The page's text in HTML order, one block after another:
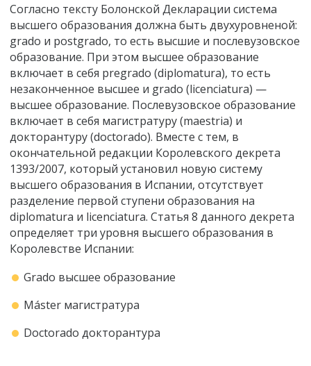
Согласно тексту Болонской Декларации система
высшего образования должна быть двухуровненой:
grado и postgrado, то есть высшие и послевузовское
образование. При этом высшее образование
включает в себя pregrado (diplomatura), то есть
незаконченное высшее и grado (licenciatura) —
высшее образование. Послевузовское образование
включает в себя магистратуру (maestria) и
докторантуру (doctorado). Вместе с тем, в
окончательной редакции Королевского декрета
1393/2007, который установил новую систему
высшего образования в Испании, отсутствует
разделение первой ступени образования на
diplomatura и licenciatura. Статья 8 данного декрета
определяет три уровня высшего образования в
Королевстве Испании:
Grado высшее образование
Máster магистратура
Doctorado докторантура